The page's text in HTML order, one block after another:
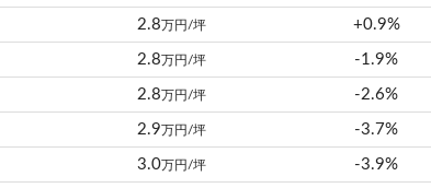
2.8万円/坪 +0.9%
2.8万円/坪 -1.9%
2.8万円/坪 -2.6%
2.9万円/坪 -3.7%
3.0万円/坪 -3.9%